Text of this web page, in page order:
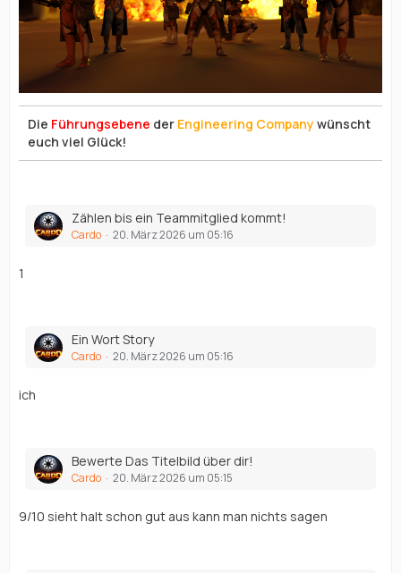
Die Führungsebene der Engineering Company wünscht
euch viel Glück!
Zählen bis ein Teammitglied kommt!
Cardo 20. März 2026 um 05:16
1
Ein Wort Story
Cardo 20. März 2026 um 05:16
ich
Bewerte Das Titelbild über dir!
Cardo 20. März 2026 um 05:15
9/10 sieht halt schon gut aus kann man nichts sagen